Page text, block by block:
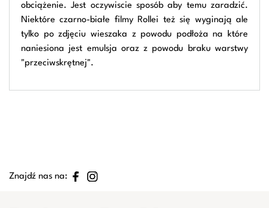
obciążenie. Jest oczywiscie sposób aby temu zaradzić.
Niektóre czarno-białe filmy Rollei też się wyginają ale
tylko po zdjęciu wieszaka z powodu podłoża na które
naniesiona jest emulsja oraz z powodu braku warstwy
"przeciwskrętnej".
Znajdź nas na: